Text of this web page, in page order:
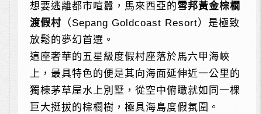
想要逃離都市喧囂，馬來西亞的雪邦黃金棕櫚
渡假村 （Sepang Goldcoast Resort）是極致
放鬆的夢幻首選。
這座奢華的五星級度假村座落於馬六甲海峽
上，最具特色的便是其向海面延伸近一公里的
獨棟茅草屋水上別墅，從空中俯瞰就如同一棵
巨大挺拔的棕櫚樹，極具海島度假氛圍。